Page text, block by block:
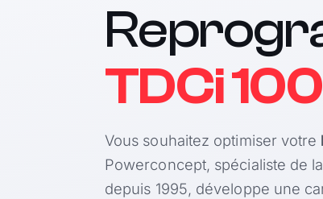
TDCi
Vous souhaitez optimiser votre
Powerconcept, spécialiste de
depuis 1995, développe une